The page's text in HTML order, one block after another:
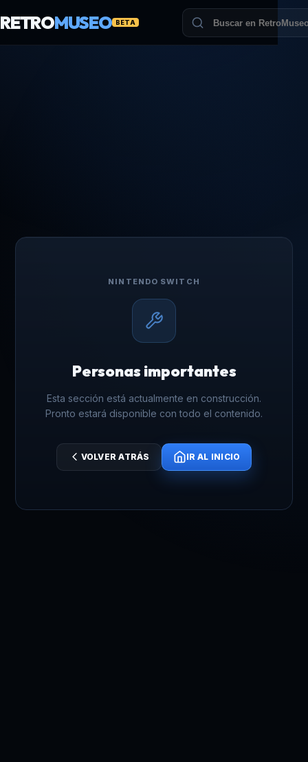
RETROMUSEO BETA
NINTENDO SWITCH
Personas importantes
Esta sección está actualmente en construcción.
Pronto estará disponible con todo el contenido.
VOLVER ATRÁS IR AL INICIO